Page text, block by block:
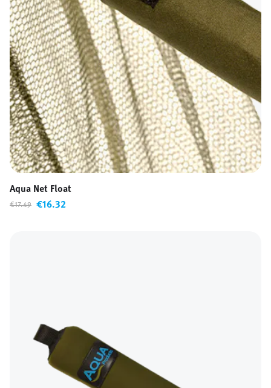
Aqua Net Float
€17.49 €16.32